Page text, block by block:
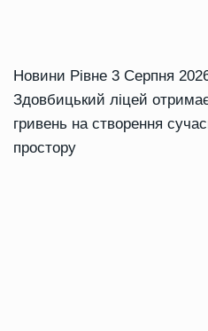
Новини Рівне 3 Серпня
Здовбицький ліцей
гривень на створення
простору